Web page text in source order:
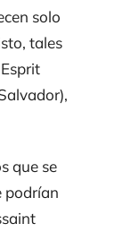
solo
tales
que se
podrían